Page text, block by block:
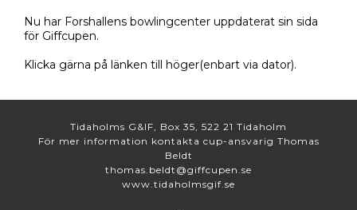
Nu har Forshallens bowlingcenter uppdaterat sin sida
för Giffcupen.
Klicka gärna på länken till höger(enbart via dator).
Tidaholms G&IF, Box 35, 522 21 Tidaholm
För mer information kontakta cup-ansvarig Thomas
Beldt
thomas.beldt@giffcupen.se
www.tidaholmsgif.se